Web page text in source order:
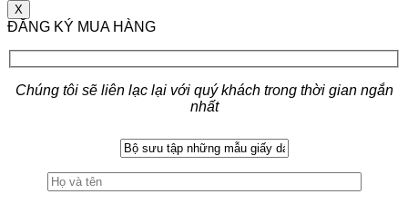
X
ĐĂNG KÝ MUA HÀNG
Chúng tôi sẽ liên lạc lại với quý khách trong thời gian ngắn
nhất